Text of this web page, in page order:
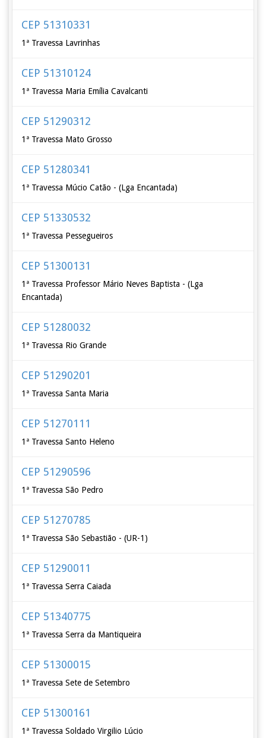
CEP 51310331
1ª Travessa Lavrinhas
CEP 51310124
1ª Travessa Maria Emília Cavalcanti
CEP 51290312
1ª Travessa Mato Grosso
CEP 51280341
1ª Travessa Múcio Catão - (Lga Encantada)
CEP 51330532
1ª Travessa Pessegueiros
CEP 51300131
1ª Travessa Professor Mário Neves Baptista - (Lga
Encantada)
CEP 51280032
1ª Travessa Rio Grande
CEP 51290201
1ª Travessa Santa Maria
CEP 51270111
1ª Travessa Santo Heleno
CEP 51290596
1ª Travessa São Pedro
CEP 51270785
1ª Travessa São Sebastião - (UR-1)
CEP 51290011
1ª Travessa Serra Caiada
CEP 51340775
1ª Travessa Serra da Mantiqueira
CEP 51300015
1ª Travessa Sete de Setembro
CEP 51300161
1ª Travessa Soldado Virgilio Lúcio